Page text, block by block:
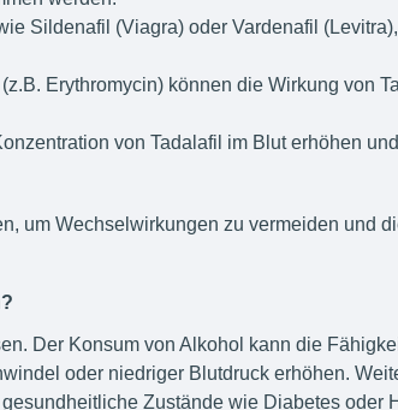
Sildenafil (Viagra) oder Vardenafil
Erythromycin) können die Wirkung von
von Tadalafil im Blut erhöhen
um Wechselwirkungen zu vermeiden und
Der Konsum von Alkohol kann die
oder niedriger Blutdruck erhöhen.
Zustände wie Diabetes oder